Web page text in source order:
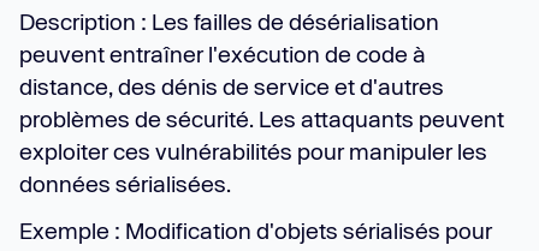
Description : Les failles de désérialisation
peuvent entraîner l'exécution de code à
distance, des dénis de service et d'autres
problèmes de sécurité. Les attaquants peuvent
exploiter ces vulnérabilités pour manipuler les
données sérialisées.
Exemple : Modification d'objets sérialisés pour